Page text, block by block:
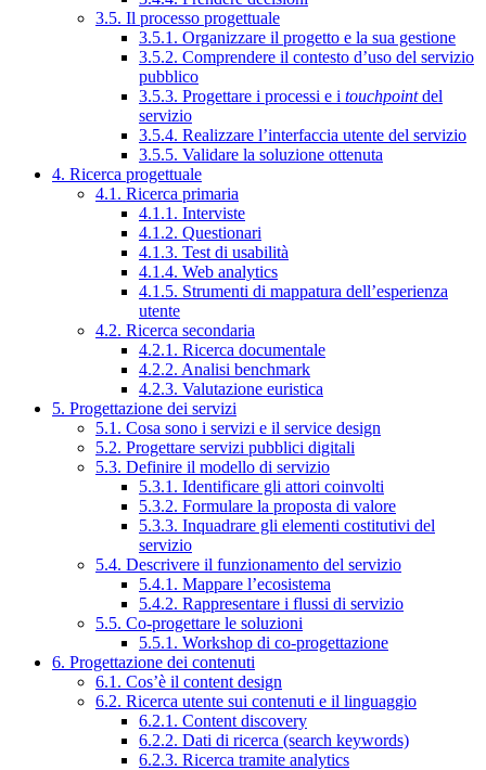
3.5. Il processo progettuale
3.5.1. Organizzare il progetto e la sua gestione
3.5.2. Comprendere il contesto d’uso del servizio
pubblico
3.5.3. Progettare i processi e i touchpointdel
servizio
3.5.4. Realizzare l’interfaccia utente del servizio
3.5.5. Validare la soluzione ottenuta
4. Ricerca progettuale
4.1. Ricerca primaria
4.1.1. Interviste
4.1.2. Questionari
4.1.3. Test di usabilità
4.1.4. Web analytics
4.1.5. Strumenti di mappatura dell’esperienza
utente
4.2. Ricerca secondaria
4.2.1. Ricerca documentale
4.2.2. Analisi benchmark
4.2.3. Valutazione euristica
5. Progettazione dei servizi
5.1. Cosa sono i servizi e il service design
5.2. Progettare servizi pubblici digitali
5.3. Definire il modello di servizio
5.3.1. Identificare gli attori coinvolti
5.3.2. Formulare la proposta di valore
5.3.3. Inquadrare gli elementi costitutivi del
servizio
5.4. Descrivere il funzionamento del servizio
5.4.1. Mappare l’ecosistema
5.4.2. Rappresentare i flussi di servizio
5.5. Co-progettare le soluzioni
5.5.1. Workshop di co-progettazione
6. Progettazione dei contenuti
6.1. Cos’è il content design
6.2. Ricerca utente sui contenuti e il linguaggio
6.2.1. Content discovery
6.2.2. Dati di ricerca (search keywords)
6.2.3. Ricerca tramite analytics